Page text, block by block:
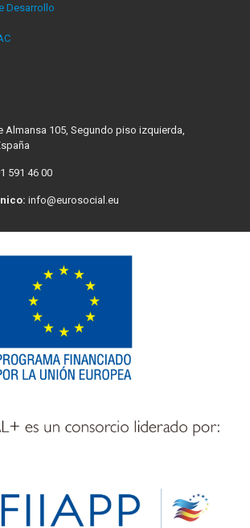
Desarrollo
Almansa 105, Segundo piso izquierda,
591 46 00
info@eurosocial.eu